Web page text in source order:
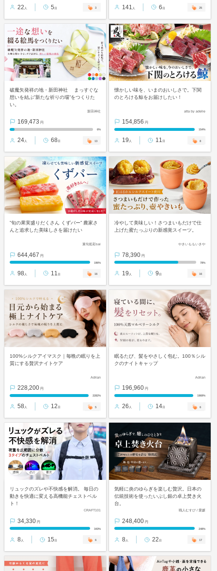
22 人 5 日 3 141 人 6 日 25
破魔矢発祥の地・新田神社 まっすぐな
想いを結ぶ”新たな祈りの場”をつくりた
い。
新田神社
169,473 円
6%
24人 68 日 13
懐かしい味を、いまのおいしさで。下関
のとろける鯨をお届けしたい！
atta by adelie
154,856 円
154%
19 人 11 日 8
”旬の果実盛りだくさん くずバー” 農家さ
んと追求した美味しさを届けたい
菓旬処彩sai
644,467 円
196%
98 人 11 日 16
冷やして美味しい！さつまいもだけで仕
上げた蜜たっぷりの新感覚スイーツ。
やきいももいきや
78,390 円
78%
19 人 9 日 16
100%シルクアイマスク｜毎晩の眠りを上
質にする贅沢ナイトケア
Adrian
228,200 円
2282%
58 人 12 日 5
眠るたび、髪をやさしく包む。100％シル
クのナイトキャップ
Adrian
196,960 円
1969%
26 人 14日 6
リュックのズレや不快感を解消。 毎日の
動きを快適に変える高機能チェストベル
ト！
CRAFT101
34,330 円
343%
8 人 15 日 6
気軽に炎のゆらぎを楽しむ贅沢。日本の
伝統技術を使ったいぶし銀の卓上焚き火
台。
職人むすび / 愛媛
248,400 円
248%
8 人 22 日 17